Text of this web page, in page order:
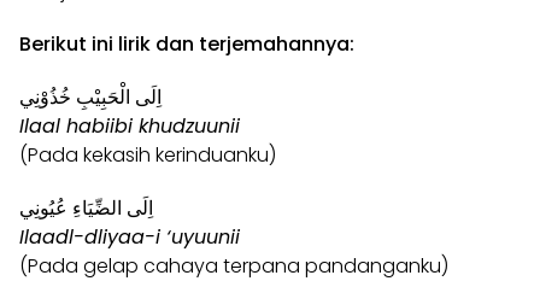
Berikut ini lirik dan terjemahannya:
اِلَى الْحَبِيْبِ خُذُوْنِي
Ilaal habiibi khudzuunii
(Pada kekasih kerinduanku)
اِلَى الضِّيَاءِ عُيُونِي
Ilaadl-dliyaa-i ‘uyuunii
(Pada gelap cahaya terpana pandanganku)